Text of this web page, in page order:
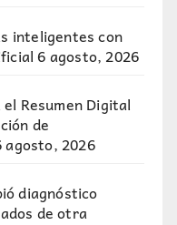
inteligentes con
6 agosto, 2026
Resumen Digital
de
agosto, 2026
diagnóstico
de otra